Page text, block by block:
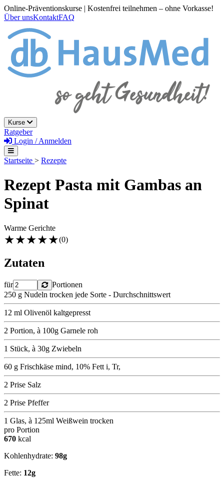
Online-Präventionskurse | Kostenfrei teilnehmen – ohne Vorkasse!
Über unsKontaktFAQ
Kurse
Ratgeber
Login / Anmelden
Startseite > Rezepte
Rezept Pasta mit Gambas an
Spinat
Warme Gerichte
★★★★★(0)
Zutaten
für
Portionen
250 g Nudeln trocken jede Sorte - Durchschnittswert
12 ml Olivenöl kaltgepresst
2 Portion, à 100g Garnele roh
1 Stück, à 30g Zwiebeln
60 g Frischkäse mind, 10% Fett i, Tr,
2 Prise Salz
2 Prise Pfeffer
1 Glas, à 125ml Weißwein trocken
pro Portion
670 kcal
Kohlenhydrate: 98g
Fette: 12g